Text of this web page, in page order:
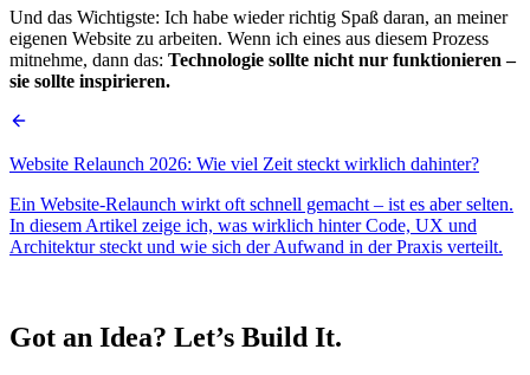
Und das Wichtigste: Ich habe wieder richtig Spaß daran, an meiner
eigenen Website zu arbeiten. Wenn ich eines aus diesem Prozess
mitnehme, dann das: Technologie sollte nicht nur funktionieren –
sie sollte inspirieren.
Website Relaunch 2026: Wie viel Zeit steckt wirklich dahinter?
Ein Website-Relaunch wirkt oft schnell gemacht – ist es aber selten.
In diesem Artikel zeige ich, was wirklich hinter Code, UX und
Architektur steckt und wie sich der Aufwand in der Praxis verteilt.
Got an Idea? Let’s Build It.